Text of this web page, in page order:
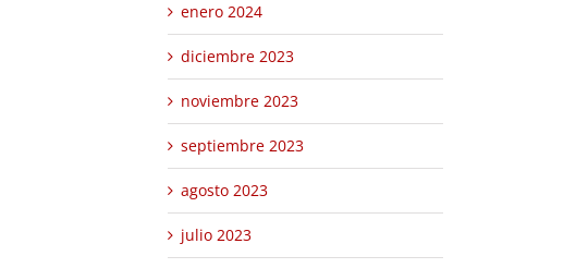
enero 2024
diciembre 2023
noviembre 2023
septiembre 2023
agosto 2023
julio 2023